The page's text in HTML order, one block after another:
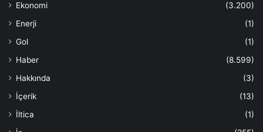
Ekonomi
(3.200)
Enerji
(1)
Gol
(1)
Haber
(8.599)
Hakkında
(3)
İçerik
(13)
İltica
(1)